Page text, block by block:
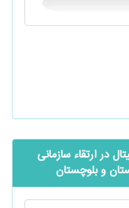
در ارتقاء سازمانی
و بلوچستان